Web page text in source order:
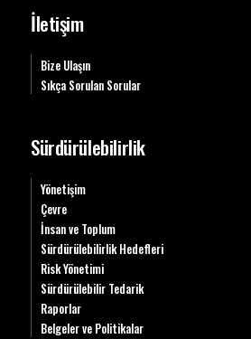
İletişim
Bize Ulaşın
Sıkça Sorulan Sorular
Sürdürülebilirlik
Yönetişim
Çevre
İnsan ve Toplum
Sürdürülebilirlik Hedefleri
Risk Yönetimi
Sürdürülebilir Tedarik
Raporlar
Belgeler ve Politikalar